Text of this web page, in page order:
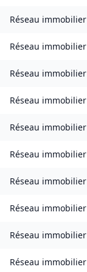
Réseau immobilier
Réseau immobilier
Réseau immobilier
Réseau immobilier
Réseau immobilier
Réseau immobilier
Réseau immobilier
Réseau immobilier
Réseau immobilier
Réseau immobilier